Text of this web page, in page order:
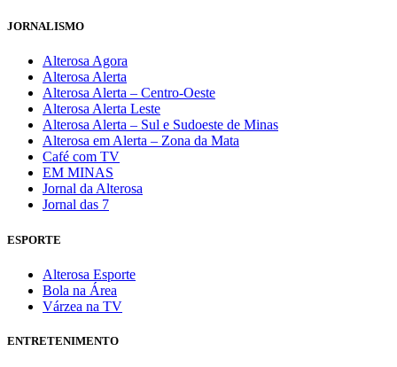
JORNALISMO
Alterosa Agora
Alterosa Alerta
Alterosa Alerta – Centro-Oeste
Alterosa Alerta Leste
Alterosa Alerta – Sul e Sudoeste de Minas
Alterosa em Alerta – Zona da Mata
Café com TV
EM MINAS
Jornal da Alterosa
Jornal das 7
ESPORTE
Alterosa Esporte
Bola na Área
Várzea na TV
ENTRETENIMENTO